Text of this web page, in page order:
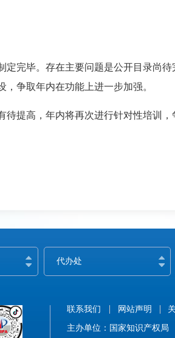
定完毕。存在主要问题是公开目录尚
争取年内在功能上进一步加强。
待提高，年内将再次进行针对性培训，
代办处
联系我们 网站声明
主办单位：国家知识产权局